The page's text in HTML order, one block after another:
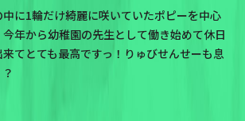
に1輪だけ綺麗に咲いていたポピーを中心
年から幼稚園の先生として働き始めて休日
てとても最高ですっ！りゅびせんせーも息